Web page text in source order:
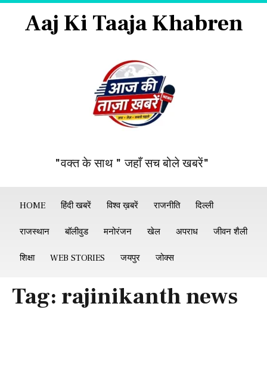
Aaj Ki Taaja Khabren
"वक्त के साथ " जहाँ सच बोले खबरें"
HOME हिंदी खबरें विश्व ख़बरें राजनीति दिल्ली
राजस्थान बॉलीवुड मनोरंजन खेल अपराध जीवन शैली
शिक्षा WEB STORIES जयपुर जोक्स
Tag: rajinikanth news